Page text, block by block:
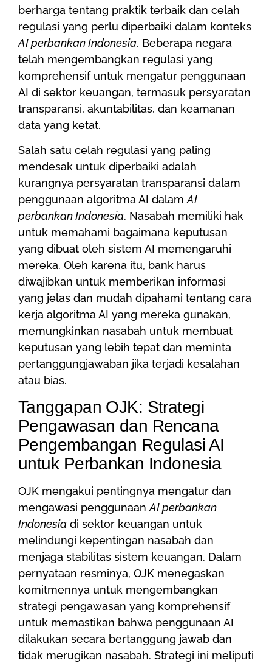
berharga tentang praktik terbaik dan celah
regulasi yang perlu diperbaiki dalam konteks
AI perbankan Indonesia. Beberapa negara
telah mengembangkan regulasi yang
komprehensif untuk mengatur penggunaan
AI di sektor keuangan, termasuk persyaratan
transparansi, akuntabilitas, dan keamanan
data yang ketat.
Salah satu celah regulasi yang paling
mendesak untuk diperbaiki adalah
kurangnya persyaratan transparansi dalam
penggunaan algoritma AI dalamAI
perbankan Indonesia. Nasabah memiliki hak
untuk memahami bagaimana keputusan
yang dibuat oleh sistem AI memengaruhi
mereka. Oleh karena itu, bank harus
diwajibkan untuk memberikan informasi
yang jelas dan mudah dipahami tentang cara
kerja algoritma AI yang mereka gunakan,
memungkinkan nasabah untuk membuat
keputusan yang lebih tepat dan meminta
pertanggungjawaban jika terjadi kesalahan
atau bias.
Tanggapan OJK: Strategi
Pengawasan dan Rencana
Pengembangan Regulasi AI
untuk Perbankan Indonesia
OJK mengakui pentingnya mengatur dan
mengawasi penggunaanAI perbankan
Indonesia di sektor keuangan untuk
melindungi kepentingan nasabah dan
menjaga stabilitas sistem keuangan. Dalam
pernyataan resminya, OJK menegaskan
komitmennya untuk mengembangkan
strategi pengawasan yang komprehensif
untuk memastikan bahwa penggunaan AI
dilakukan secara bertanggung jawab dan
tidak merugikan nasabah. Strategi ini meliputi